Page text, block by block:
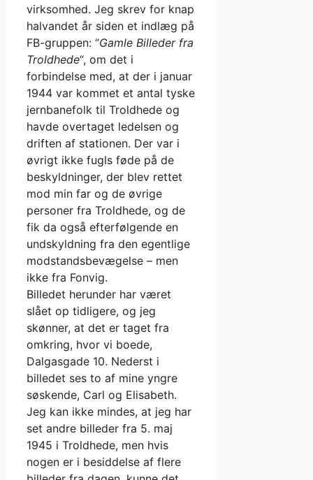
virksomhed. Jeg skrev for knap
halvandet år siden et indlæg på
FB-gruppen: “Gamle Billeder fra
Troldhede“, om det i
forbindelse med, at der i januar
1944 var kommet et antal tyske
jernbanefolk til Troldhede og
havde overtaget ledelsen og
driften af stationen. Der var i
øvrigt ikke fugls føde på de
beskyldninger, der blev rettet
mod min far og de øvrige
personer fra Troldhede, og de
fik da også efterfølgende en
undskyldning fra den egentlige
modstandsbevægelse – men
ikke fra Fonvig.
Billedet herunder har været
slået op tidligere, og jeg
skønner, at det er taget fra
omkring, hvor vi boede,
Dalgasgade 10. Nederst i
billedet ses to af mine yngre
søskende, Carl og Elisabeth.
Jeg kan ikke mindes, at jeg har
set andre billeder fra 5. maj
1945 i Troldhede, men hvis
nogen er i besiddelse af flere